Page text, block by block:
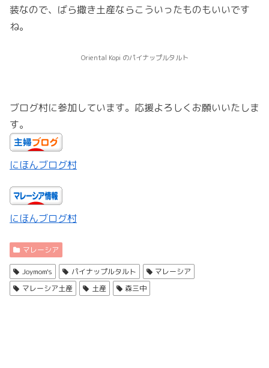
装なので、ばら撒き土産ならこういったものもいいです
ね。
Oriental Kopi のパイナップルタルト
ブログ村に参加しています。応援よろしくお願いいたしま
す。
にほんブログ村
にほんブログ村
マレーシア
Joymom's パイナップルタルト
マレーシア
マレーシア土産
土産 森三中